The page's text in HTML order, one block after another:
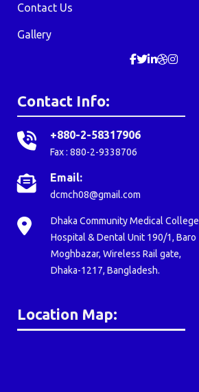
Contact Us
Gallery
Contact Info:
+880-2-58317906
Fax : 880-2-9338706
Email:
dcmch08@gmail.com
Dhaka Community Medical College
Hospital & Dental Unit 190/1, Baro
Moghbazar, Wireless Rail gate,
Dhaka-1217, Bangladesh.
Location Map: